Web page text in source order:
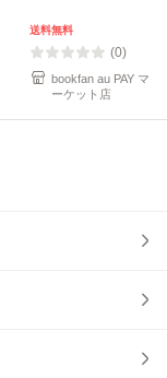
送料無料
(0)
bookfan au PAY マ
ーケット店